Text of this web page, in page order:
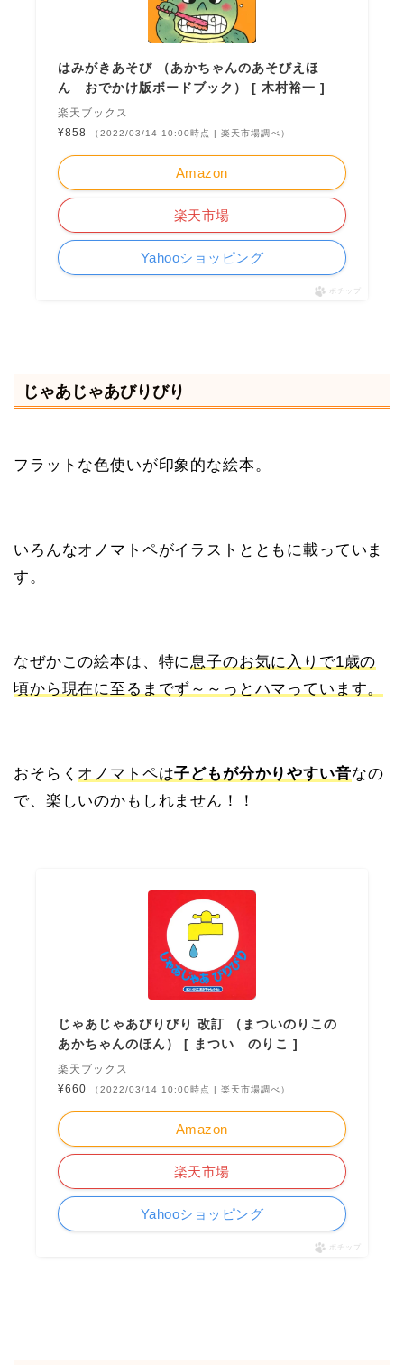
はみがきあそび （あかちゃんのあそびえほ
ん おでかけ版ボードブック） [ 木村裕一 ]
楽天ブックス
¥858
（2022/03/14 10:00時点 | 楽天市場調べ）
Amazon
楽天市場
Yahooショッピング
ポチップ
じゃあじゃあびりびり
フラットな色使いが印象的な絵本。
いろんなオノマトペがイラストとともに載っていま
す。
なぜかこの絵本は、特に息子のお気に入りで1歳の
頃から現在に至るまでず～～っとハマっています。
おそらく オノマトペは子どもが分かりやすい音なの
で、楽しいのかもしれません！！
じゃあじゃあびりびり 改訂 （まついのりこの
あかちゃんのほん） [ まつい のりこ ]
楽天ブックス
¥660
（2022/03/14 10:00時点 | 楽天市場調べ）
Amazon
楽天市場
Yahooショッピング
ポチップ